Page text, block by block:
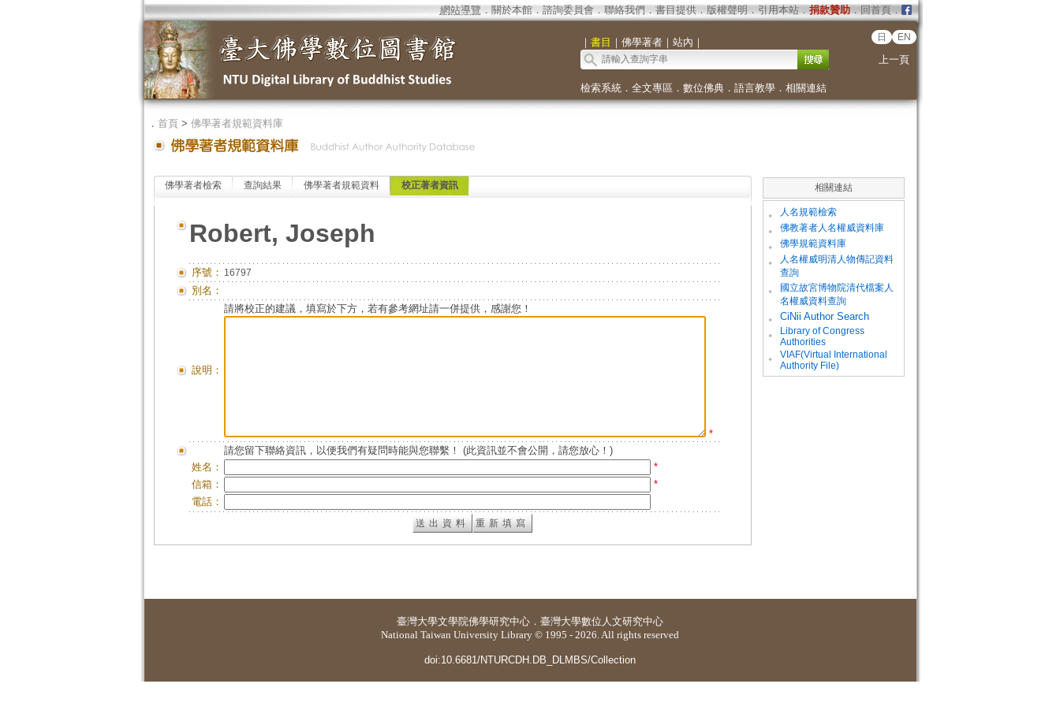
網站導覽 ． 關於本館． 諮詢委員會． 聯絡我們 ． 書目提供． 版權聲明 ． 引用本站． 捐款贊助．回首頁．
｜ 書目 ｜ 佛學著者｜ 站內 ｜ 日 EN
上一頁
檢索系統． 全文專區 ． 數位佛典． 語言教學． 相關連結
． 首頁> 佛學著者規範資料庫
佛學著者檢索 查詢結果 佛學著者規範資料 校正著者資訊
Robert, Joseph
序號： 16797
別名：
說明：
請將校正的建議，填寫於下方，若有參考網址請一併提供，感謝您！
*
請您留下聯絡資訊，以便我們有疑問時能與您聯繫！ (此資訊並不會公開，請您放心！)
姓名：
*
信箱：
*
電話：
相關連結
。 人名規範檢索
。 佛教著者人名權威資料庫
。 佛學規範資料庫
。
人名權威明清人物傳記資料
查詢
。
國立故宮博物院清代檔案人
名權威資料查詢
。
CiNii Author Search
。
Library of Congress
Authorities
。
VIAF(Virtual International
Authority File)
臺灣大學文學院佛學研究中心 ． 臺灣大學數位人文研究中心
National Taiwan University Library © 1995 - 2026. All rights reserved
doi:10.6681/NTURCDH.DB_DLMBS/Collection